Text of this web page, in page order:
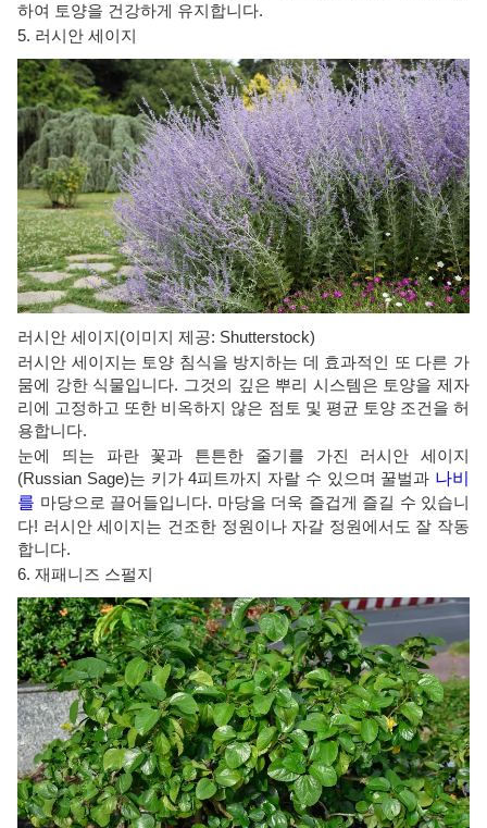
하여 토양을 건강하게 유지합니다.
5. 러시안 세이지
러시안 세이지(이미지 제공: Shutterstock)
러시안 세이지는 토양 침식을 방지하는 데 효과적인 또 다른 가
뭄에 강한 식물입니다. 그것의 깊은 뿌리 시스템은 토양을 제자
리에 고정하고 또한 비옥하지 않은 점토 및 평균 토양 조건을 허
용합니다.
눈에 띄는 파란 꽃과 튼튼한 줄기를 가진 러시안 세이지
(Russian Sage)는 키가 4피트까지 자랄 수 있으며 꿀벌과 나비
를 마당으로 끌어들입니다. 마당을 더욱 즐겁게 즐길 수 있습니
다! 러시안 세이지는 건조한 정원이나 자갈 정원에서도 잘 작동
합니다.
6. 재패니즈 스펄지